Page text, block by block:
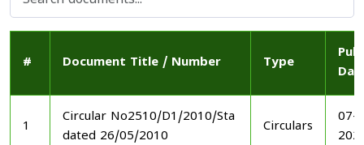
# Document Title / Number Type
1
Circular No2510/D1/2010/Sta
dated 26/05/2010
Circulars
07-